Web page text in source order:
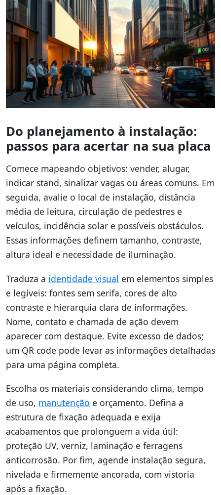
Do planejamento à instalação:
passos para acertar na sua placa
Comece mapeando objetivos: vender, alugar,
indicar stand, sinalizar vagas ou áreas comuns. Em
seguida, avalie o local de instalação, distância
média de leitura, circulação de pedestres e
veículos, incidência solar e possíveis obstáculos.
Essas informações definem tamanho, contraste,
altura ideal e necessidade de iluminação.
Traduza a identidade visual em elementos simples
e legíveis: fontes sem serifa, cores de alto
contraste e hierarquia clara de informações.
Nome, contato e chamada de ação devem
aparecer com destaque. Evite excesso de dados;
um QR code pode levar as informações detalhadas
para uma página completa.
Escolha os materiais considerando clima, tempo
de uso, manutenção e orçamento. Defina a
estrutura de fixação adequada e exija
acabamentos que prolonguem a vida útil:
proteção UV, verniz, laminação e ferragens
anticorrosão. Por fim, agende instalação segura,
nivelada e firmemente ancorada, com vistoria
após a fixação.